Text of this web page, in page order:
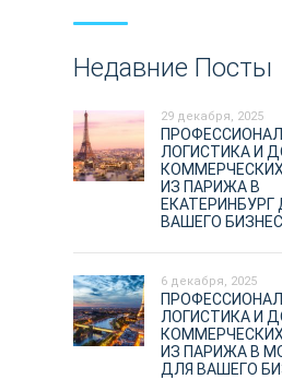
Недавние Посты
29 декабря, 2025
ЛОГИСТИКА И
ИЗ ПАРИЖА В
ЕКАТЕРИНБУРГ
ВАШЕГО
6 декабря, 2025
ЛОГИСТИКА И
ИЗ ПАРИЖА В
ДЛЯ ВАШЕГО